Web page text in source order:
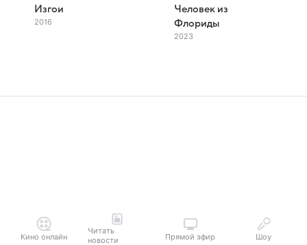
Изгои
2016
Человек из
Флориды
2023
Кино онлайн
Читать
новости
Прямой эфир Шоу